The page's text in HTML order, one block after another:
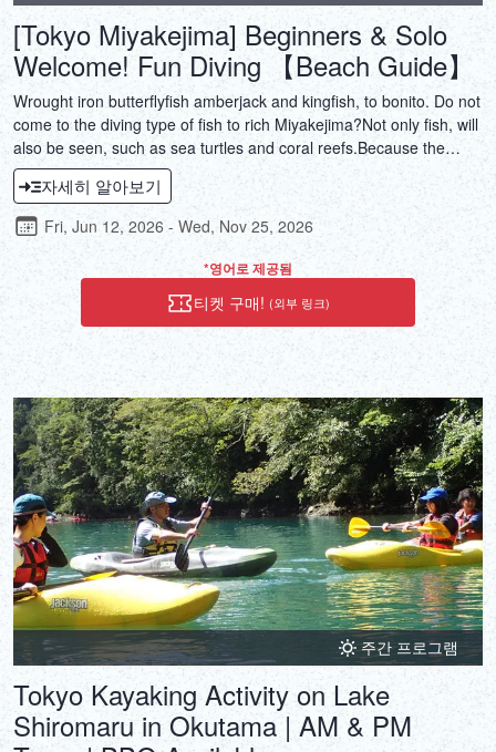
[Tokyo Miyakejima] Beginners & Solo
Welcome! Fun Diving 【Beach Guide】
Wrought iron butterflyfish amberjack and kingfish, to bonito. Do not
come to the diving type of fish to rich Miyakejima?Not only fish, will
also be seen, such as sea turtles and coral reefs.Because the
beach guide, also you can join us with confidence in the weaker to
the ship!자세히 알아보기
Fri, Jun 12, 2026 - Wed, Nov 25, 2026
*영어로 제공됨
티켓 구매! (외부 링크)
주간 프로그램
Tokyo Kayaking Activity on Lake
Shiromaru in Okutama | AM & PM